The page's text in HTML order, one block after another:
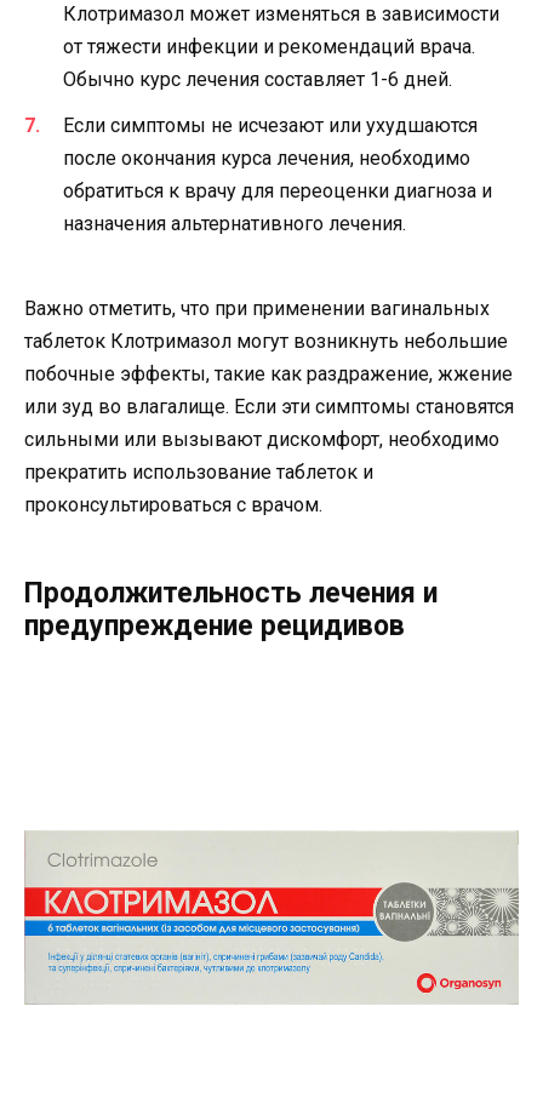
Клотримазол может изменяться в зависимости
от тяжести инфекции и рекомендаций врача.
Обычно курс лечения составляет 1-6 дней.
Если симптомы не исчезают или ухудшаются
после окончания курса лечения, необходимо
обратиться к врачу для переоценки диагноза и
назначения альтернативного лечения.
Важно отметить, что при применении вагинальных
таблеток Клотримазол могут возникнуть небольшие
побочные эффекты, такие как раздражение, жжение
или зуд во влагалище. Если эти симптомы становятся
сильными или вызывают дискомфорт, необходимо
прекратить использование таблеток и
проконсультироваться с врачом.
Продолжительность лечения и
предупреждение рецидивов